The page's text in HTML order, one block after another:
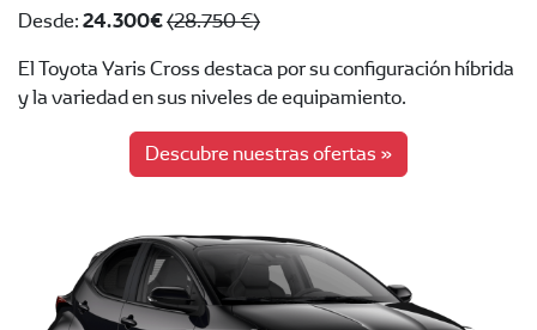
Desde:24.300 €(28.750 €)
El Toyota Yaris Cross destaca por su configuración híbrida
y la variedad en sus niveles de equipamiento.
Descubre nuestras ofertas »